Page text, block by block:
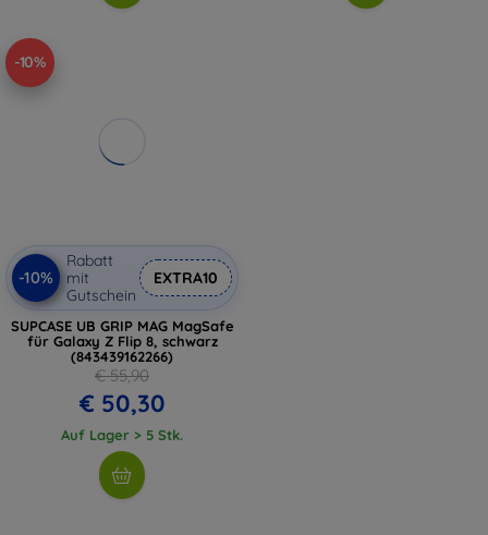
-10%
-10%
Rabatt
mit
Gutschein
EXTRA10
SUPCASE UB GRIP MAG MagSafe
für Galaxy Z Flip 8, schwarz
(843439162266)
€ 55,90
€ 50,30
Auf Lager > 5 Stk.